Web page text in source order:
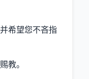
希望您不吝指
教。